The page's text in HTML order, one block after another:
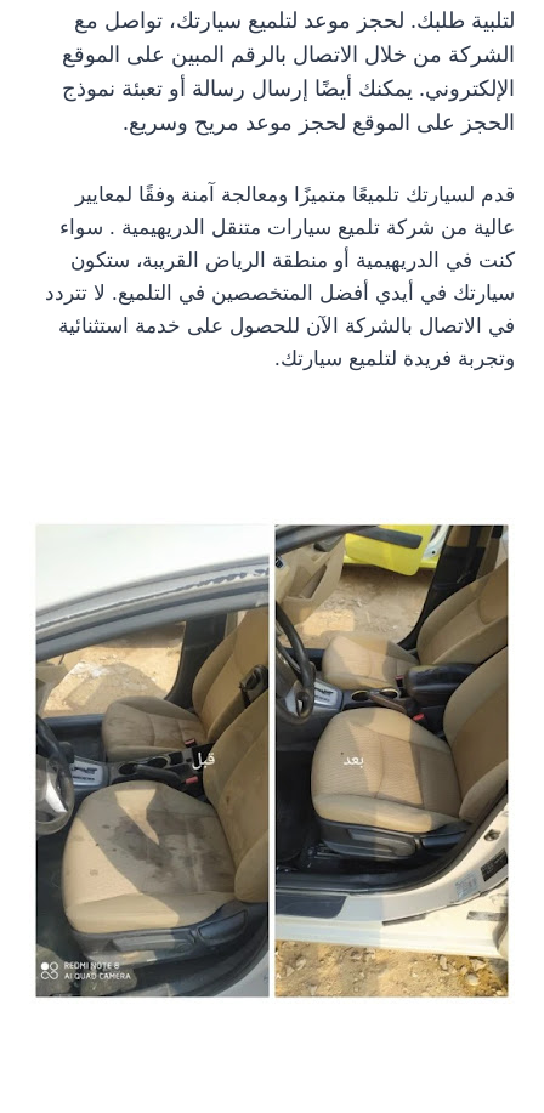
لتلبية طلبك. لحجز موعد لتلميع سيارتك، تواصل مع
الشركة من خلال الاتصال بالرقم المبين على الموقع
الإلكتروني. يمكنك أيضًا إرسال رسالة أو تعبئة نموذج
الحجز على الموقع لحجز موعد مريح وسريع.
قدم لسيارتك تلميعًا متميزًا ومعالجة آمنة وفقًا لمعايير
عالية من شركة تلميع سيارات متنقل الدريهيمية . سواء
كنت في الدريهيمية أو منطقة الرياض القريبة، ستكون
سيارتك في أيدي أفضل المتخصصين في التلميع. لا تتردد
في الاتصال بالشركة الآن للحصول على خدمة استثنائية
وتجربة فريدة لتلميع سيارتك.